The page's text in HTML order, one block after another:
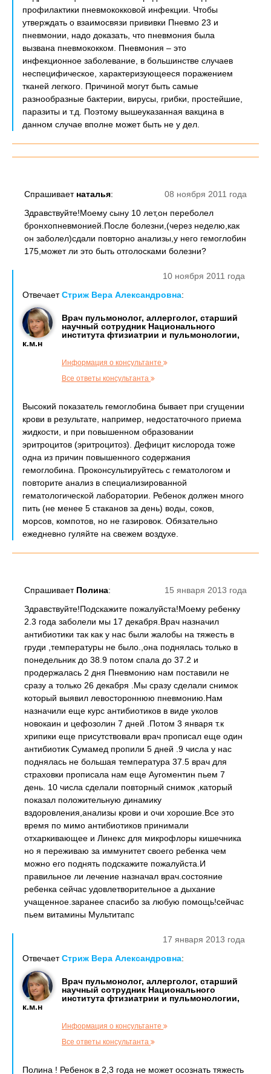
профилактики пневмококковой инфекции. Чтобы
утверждать о взаимосвязи прививки Пневмо 23 и
пневмонии, надо доказать, что пневмония была
вызвана пневмококком. Пневмония – это
инфекционное заболевание, в большинстве случаев
неспецифическое, характеризующееся поражением
тканей легкого. Причиной могут быть самые
разнообразные бактерии, вирусы, грибки, простейшие,
паразиты и т.д. Поэтому вышеуказанная вакцина в
данном случае вполне может быть не у дел.
08 ноября 2011 года
Спрашивает наталья:
Здравствуйте!Моему сыну 10 лет,он переболел
бронхопневмонией.После болезни,(через неделю,как
он заболел)сдали повторно анализы,у него гемоглобин
175,может ли это быть отголосками болезни?
10 ноября 2011 года
ОтвечаетСтриж Вера Александровна:
Врач пульмонолог, аллерголог, старший
научный сотрудник Национального
института фтизиатрии и пульмонологии,
к.м.н
Информация о консультанте
Все ответы консультанта
Высокий показатель гемоглобина бывает при сгущении
крови в результате, например, недостаточного приема
жидкости, и при повышенном образовании
эритроцитов (эритроцитоз). Дефицит кислорода тоже
одна из причин повышенного содержания
гемоглобина. Проконсультируйтесь с гематологом и
повторите анализ в специализированной
гематологической лаборатории. Ребенок должен много
пить (не менее 5 стаканов за день) воды, соков,
морсов, компотов, но не газировок. Обязательно
ежедневно гуляйте на свежем воздухе.
15 января 2013 года
Спрашивает Полина:
Здравствуйте!Подскажите пожалуйста!Моему ребенку
2.3 года заболели мы 17 декабря.Врач назначил
антибиотики так как у нас были жалобы на тяжесть в
груди ,температуры не было.,она поднялась только в
понедельник до 38.9 потом спала до 37.2 и
продержалась 2 дня Пневмонию нам поставили не
сразу а только 26 декабря .Мы сразу сделали снимок
который выявил левостороннюю пневмонию.Нам
назначили еще курс антибиотиков в виде уколов
новокаин и цефозолин 7 дней .Потом 3 января т.к
хрипики еще присутствовали врач прописал еще один
антибиотик Сумамед пропили 5 дней .9 числа у нас
поднялась не большая температура 37.5 врач для
страховки прописала нам еще Аугоментин пьем 7
день. 10 числа сделали повторный снимок ,каторый
показал положительную динамику
вздоровления,анализы крови и очи хорошие.Все это
время по мимо антибиотиков принимали
отхаркивающее и Линекс для микрофлоры кишечника
но я переживаю за иммунитет своего ребенка чем
можно его поднять подскажите пожалуйста.И
правильное ли лечение назначал врач.состояние
ребенка сейчас удовлетворительное а дыхание
учащенное.заранее спасибо за любую помощь!сейчас
пьем витамины Мультитапс
17 января 2013 года
ОтвечаетСтриж Вера Александровна:
Врач пульмонолог, аллерголог, старший
научный сотрудник Национального
института фтизиатрии и пульмонологии,
к.м.н
Информация о консультанте
Все ответы консультанта
Полина ! Ребенок в 2,3 года не может осознать тяжесть